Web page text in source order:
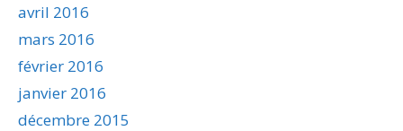
avril 2016
mars 2016
février 2016
janvier 2016
décembre 2015